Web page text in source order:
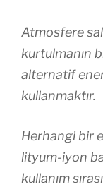
Atmosfere
kurtulmanın
alternatif
kullanmaktır.
Herhangi bir
lityum-iyon
kullanım